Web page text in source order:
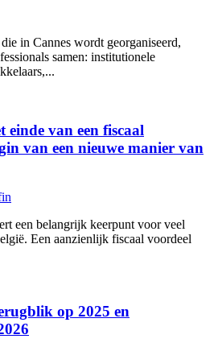
in Cannes wordt georganiseerd,
samen: institutionele
einde van een fiscaal
van een nieuwe manier van
een belangrijk keerpunt voor veel
Een aanzienlijk fiscaal voordeel
op 2025 en